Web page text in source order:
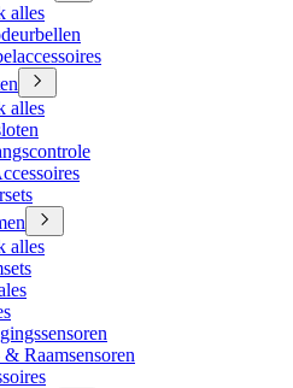
alles
alles
alles
Raamsensoren